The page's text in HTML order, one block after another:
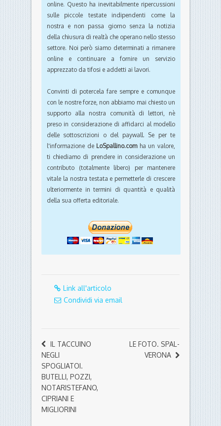
online. Questo ha inevitabilmente ripercussioni
sulle piccole testate indipendenti come la
nostra e non passa giorno senza la notizia
della chiusura di realtà che operano nello stesso
settore. Noi però siamo determinati a rimanere
online e continuare a fornire un servizio
apprezzato da tifosi e addetti ai lavori.
Convinti di potercela fare sempre e comunque
con le nostre forze, non abbiamo mai chiesto un
supporto alla nostra comunità di lettori, nè
preso in considerazione di affidarci al modello
delle sottoscrizioni o del paywall. Se per te
l'informazione de LoSpallino.comha un valore,
ti chiediamo di prendere in considerazione un
contributo (totalmente libero) per mantenere
vitale la nostra testata e permetterle di crescere
ulteriormente in termini di quantità e qualità
della sua offerta editoriale.
Link all'articolo
Condividi via email
IL TACCUINO
NEGLI
SPOGLIATOI.
BUTELLI, POZZI,
NOTARISTEFANO,
CIPRIANI E
MIGLIORINI
LE FOTO. SPAL-
VERONA